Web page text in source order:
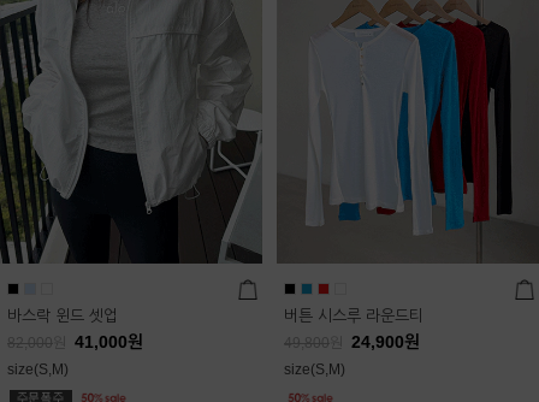
바스락 윈드 셋업
82,000 41,000원
size(S,M)
버튼 시스루 라운드티
49,800 24,900원
size(S,M)